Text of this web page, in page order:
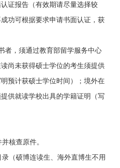
证报告（有效期请尽量选择较
功可根据要求申请书面认证，获
者，须通过教育部留学服务中心
尚未获得硕士学位的考生须提供
预计获硕士学位时间）；境外在
供就读学校出具的学籍证明（写
核查原件。
（硕博连读生、海外直博生不用